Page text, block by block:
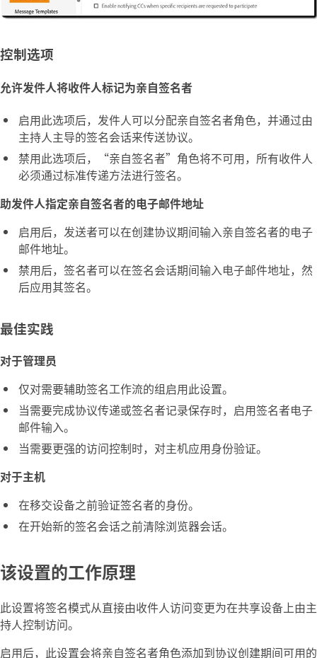
控制选项
允许发件人将收件人标记为亲自签名者
启用此选项后，发件人可以分配亲自签名者角色，并通过由
主持人主导的签名会话来传送协议。
禁用此选项后，“亲自签名者”角色将不可用，所有收件人
必须通过标准传递方法进行签名。
助发件人指定亲自签名者的电子邮件地址
启用后，发送者可以在创建协议期间输入亲自签名者的电子
邮件地址。
禁用后，签名者可以在签名会话期间输入电子邮件地址，然
后应用其签名。
最佳实践
对于管理员
仅对需要辅助签名工作流的组启用此设置。
当需要完成协议传递或签名者记录保存时，启用签名者电子
邮件输入。
当需要更强的访问控制时，对主机应用身份验证。
对于主机
在移交设备之前验证签名者的身份。
在开始新的签名会话之前清除浏览器会话。
该设置的工作原理
此设置将签名模式从直接由收件人访问变更为在共享设备上由主
持人控制访问。
启用后，此设置会将亲自签名者角色添加到协议创建期间可用的